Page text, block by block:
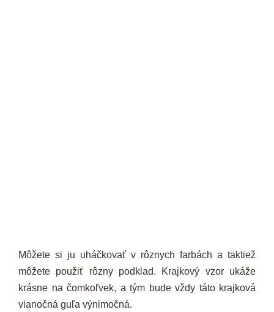
Môžete si ju uháčkovať v rôznych farbách a taktiež
môžete použiť rôzny podklad. Krajkový vzor ukáže
krásne na čomkoľvek, a tým bude vždy táto krajková
vianočná guľa výnimočná.